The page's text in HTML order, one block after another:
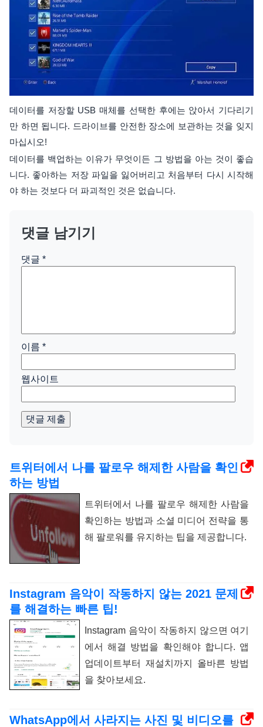
데이터를 저장할 USB 매체를 선택한 후에는 앉아서 기다리기
만 하면 됩니다. 드라이브를 안전한 장소에 보관하는 것을 잊지
마십시오!
데이터를 백업하는 이유가 무엇이든 그 방법을 아는 것이 좋습
니다. 좋아하는 저장 파일을 잃어버리고 처음부터 다시 시작해
야 하는 것보다 더 파괴적인 것은 없습니다.
댓글 남기기
댓글 *
이름 *
웹사이트
댓글 제출
트위터에서 나를 팔로우 해제한 사람을 확인
하는 방법
트위터에서 나를 팔로우 해제한 사람을
확인하는 방법과 소셜 미디어 전략을 통
해 팔로워를 유지하는 팁을 제공합니다.
Instagram 음악이 작동하지 않는 2021 문제
를 해결하는 빠른 팁!
Instagram 음악이 작동하지 않으면 여기
에서 해결 방법을 확인해야 합니다. 앱
업데이트부터 재설치까지 올바른 방법
을 찾아보세요.
WhatsApp에서 사라지는 사진 및 비디오를